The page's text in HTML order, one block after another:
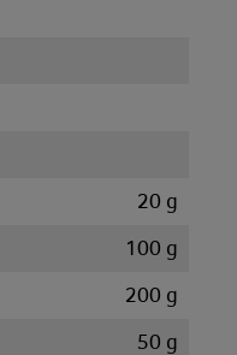
20 g
100 g
200 g
50 g